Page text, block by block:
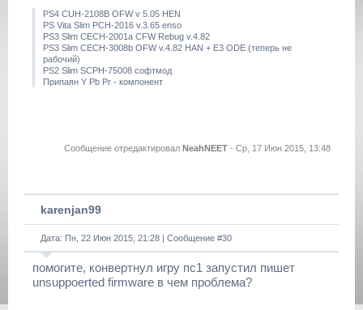
PS4 CUH-2108B OFW v 5.05 HEN
PS Vita Slim PCH-2016 v.3.65 enso
PS3 Slim CECH-2001a CFW Rebug v.4.82
PS3 Slim CECH-3008b OFW v.4.82 HAN + E3 ODE (теперь не
рабочий)
PS2 Slim SCPH-75008 софтмод
Припаян Y Pb Pr - компонент
Сообщение отредактировал NeahNEET - Ср, 17 Июн 2015, 13:48
karenjan99
Дата: Пн, 22 Июн 2015, 21:28 | Сообщение #30
помогите, конвертнул игру пс1 запустил пишет
unsuppoerted firmware в чем проблема?